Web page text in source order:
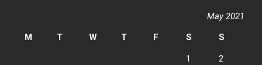
May 2021
M
T W T F S S
1 2